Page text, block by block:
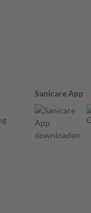
Sanicare App